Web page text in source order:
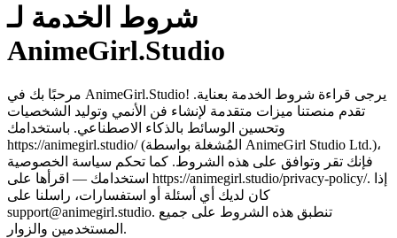
شروط الخدمة لـ
AnimeGirl.Studio
مرحبًا بك في AnimeGirl.Studio! يرجى قراءة شروط الخدمة بعناية.
تقدم منصتنا ميزات متقدمة لإنشاء فن الأنمي وتوليد الشخصيات
وتحسين الوسائط بالذكاء الاصطناعي. باستخدامك
https://animegirl.studio/ (المُشغلة بواسطة AnimeGirl Studio Ltd.)،
فإنك تقر وتوافق على هذه الشروط. كما تحكم سياسة الخصوصية
استخدامك — اقرأها على https://animegirl.studio/privacy-policy/. إذا
كان لديك أي أسئلة أو استفسارات، راسلنا على
support@animegirl.studio. تنطبق هذه الشروط على جميع
المستخدمين والزوار.